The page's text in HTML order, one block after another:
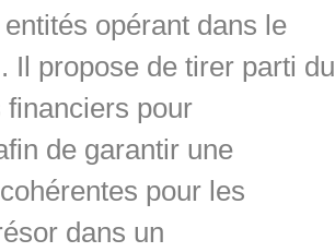
opérant dans le
Il propose de tirer parti du
pour
de garantir une
pour les
dans un